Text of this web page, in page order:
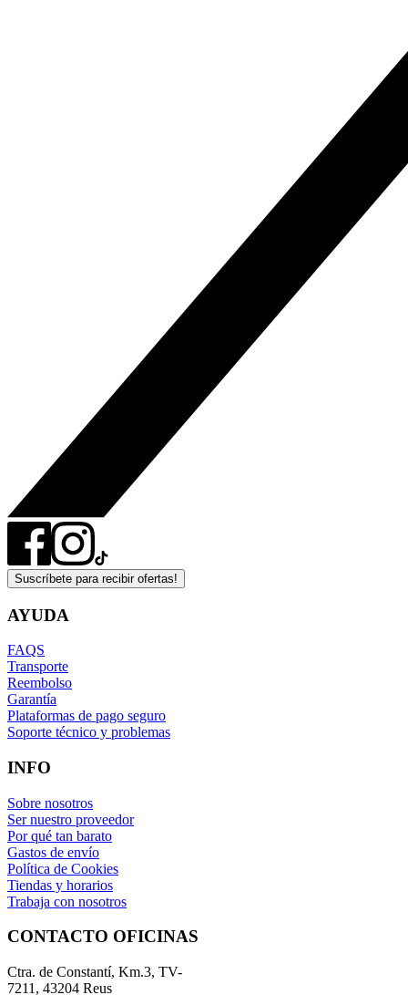
Suscríbete para recibir ofertas!
AYUDA
FAQS
Transporte
Reembolso
Garantía
Plataformas de pago seguro
Soporte técnico y problemas
INFO
Sobre nosotros
Ser nuestro proveedor
Por qué tan barato
Gastos de envío
Política de Cookies
Tiendas y horarios
Trabaja con nosotros
CONTACTO OFICINAS
Ctra. de Constantí, Km.3, TV-
7211, 43204 Reus